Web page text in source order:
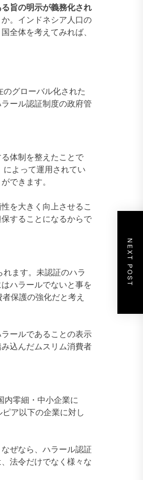
旨の明示が義務化され
。インドネシア人口の
全体を考えてみれば、
グローバル化された
ール認証制度の政府管
体制を整えたことで
よって運用されてい
できます。
を大きく向上させるこ
することになるからで
ます。未認証のハラ
ハラールでないと事を
保護の強化だと考え
ールであることの表示
込んだムスリム消費者
零細・中小企業に
ア以下の企業に対し
ぜなら、ハラール認証
法令だけでなく様々な
NEXT POST